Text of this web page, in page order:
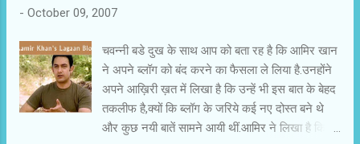
पाठकों को भी मिलनी चाहिऐ.अब आप ही कहो कि आप ऐसा
चैट और ब्लॉग के लिंक शुरू किये गए हैं.आज रात में ९ से
१० के बीच आमिर चैट रूम में रहेंगे.सोच क्या रहे हैं ,लौग
कीजिये अपना सवाल रखिये .अपनी जिज्ञाशाएं शांत
कीजिये। आमिर खान के वेक साईट का पता है...
http://www.aamirkhan.com/
- October 09, 2007
चवन्नी बडे दुख के साथ आप को बता रह है कि आमिर खान
ने अपने ब्लॉग को बंद करने का फैसला ले लिया है.उनहोंने
अपने आख़िरी ख़त में लिखा है कि उन्हें भी इस बात के बेहद
तकलीफ है,क्यों कि ब्लॉग के जरिये कई नए दोस्त बने थे
और कुछ नयी बातें सामने आयी थीं.आमिर ने लिखा है कि